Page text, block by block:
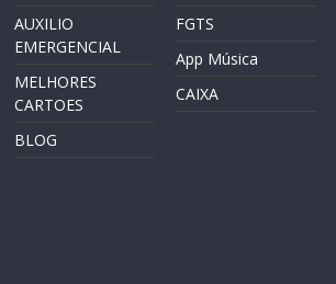
AUXILIO
EMERGENCIAL
MELHORES
CARTOES
BLOG
FGTS
App Música
CAIXA